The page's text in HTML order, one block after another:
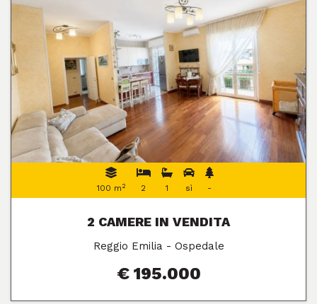
100 m 2 2 1 sì -
2 CAMERE IN VENDITA
Reggio Emilia - Ospedale
€ 195.000